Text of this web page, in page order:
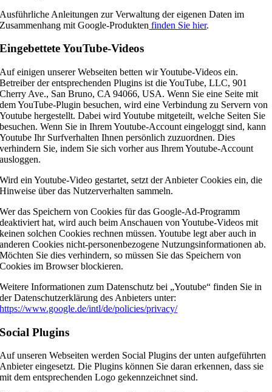
Ausführliche Anleitungen zur Verwaltung der eigenen Daten im
Zusammenhang mit Google-Produkten finden Sie hier.
Eingebettete YouTube-Videos
Auf einigen unserer Webseiten betten wir Youtube-Videos ein.
Betreiber der entsprechenden Plugins ist die YouTube, LLC, 901
Cherry Ave., San Bruno, CA 94066, USA. Wenn Sie eine Seite mit
dem YouTube-Plugin besuchen, wird eine Verbindung zu Servern von
Youtube hergestellt. Dabei wird Youtube mitgeteilt, welche Seiten Sie
besuchen. Wenn Sie in Ihrem Youtube-Account eingeloggt sind, kann
Youtube Ihr Surfverhalten Ihnen persönlich zuzuordnen. Dies
verhindern Sie, indem Sie sich vorher aus Ihrem Youtube-Account
ausloggen.
Wird ein Youtube-Video gestartet, setzt der Anbieter Cookies ein, die
Hinweise über das Nutzerverhalten sammeln.
Wer das Speichern von Cookies für das Google-Ad-Programm
deaktiviert hat, wird auch beim Anschauen von Youtube-Videos mit
keinen solchen Cookies rechnen müssen. Youtube legt aber auch in
anderen Cookies nicht-personenbezogene Nutzungsinformationen ab.
Möchten Sie dies verhindern, so müssen Sie das Speichern von
Cookies im Browser blockieren.
Weitere Informationen zum Datenschutz bei „Youtube“ finden Sie in
der Datenschutzerklärung des Anbieters unter:
https://www.google.de/intl/de/policies/privacy/
Social Plugins
Auf unseren Webseiten werden Social Plugins der unten aufgeführten
Anbieter eingesetzt. Die Plugins können Sie daran erkennen, dass sie
mit dem entsprechenden Logo gekennzeichnet sind.